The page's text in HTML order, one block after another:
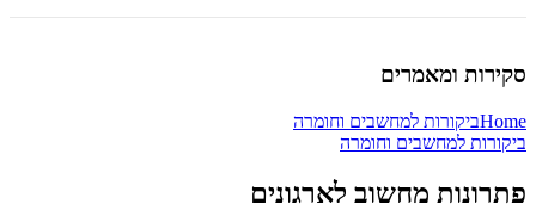
סקירות ומאמרים
Homeביקורות למחשבים וחומרה
ביקורות למחשבים וחומרה
פתרונות מחשוב לארגונים